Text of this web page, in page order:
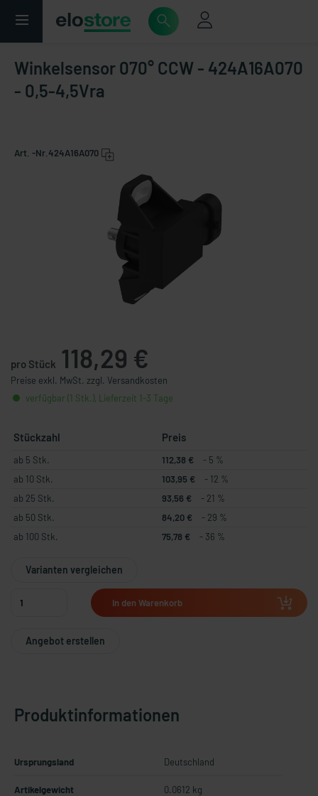
Winkelsensor 070° CCW - 424A16A070
- 0,5-4,5Vra
Art. -Nr. 424A16A070
pro Stück 118,29 €
Preise exkl. MwSt. zzgl. Versandkosten
verfügbar (1 Stk.), Lieferzeit 1-3 Tage
Stückzahl Preis
ab 5 Stk. 112,38 €
- 5 %
ab 10 Stk.
103,95 €
- 12 %
ab 25 Stk.
93,56 €
- 21 %
ab 50 Stk.
84,20 €
- 29 %
ab 100 Stk.
75,78 € - 36 %
Varianten vergleichen
In den Warenkorb
Angebot erstellen
Produktinformationen
Ursprungsland Deutschland
Artikelgewicht 0.0612 kg